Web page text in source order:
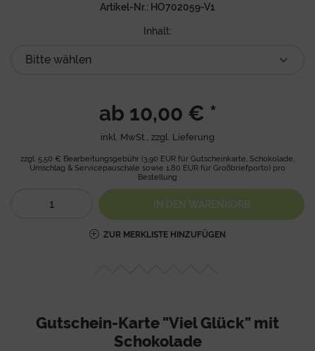
Artikel-Nr.: HO702059-V1
Inhalt:
ab 10,00 € *
inkl. MwSt., zzgl. Lieferung
zzgl. 5,50 € Bearbeitungsgebühr (3,90 EUR für Gutscheinkarte, Schokolade,
Umschlag & Servicepauschale sowie 1,80 EUR für Großbriefporto) pro
Bestellung
IN DEN WARENKORB
ZUR MERKLISTE HINZUFÜGEN
Gutschein-Karte "Viel Glück" mit
Schokolade